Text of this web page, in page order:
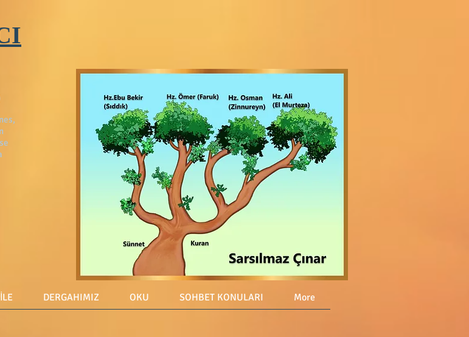
DERGAHIMIZ OKU SOHBET KONULARI More